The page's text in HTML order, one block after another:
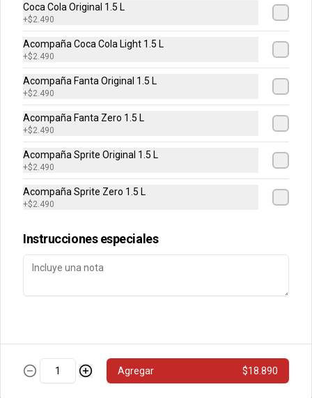
Triángulos horneados, rellenos con
queso mozzarella, tomate y orégano,
$5.490$6.190
Postres
Mousse Artesanal de
Chocolate Belga
Clásico mousse a base de chocolate
$3.990
Coca Cola Original 1.5 L
+$2.490
Acompaña Coca Cola Light 1.5 L
+$2.490
Acompaña Fanta Original 1.5 L
+$2.490
Acompaña Fanta Zero 1.5 L
+$2.490
Acompaña Sprite Original 1.5 L
+$2.490
Acompaña Sprite Zero 1.5 L
+$2.490
Instrucciones especiales
Agregar $18.890